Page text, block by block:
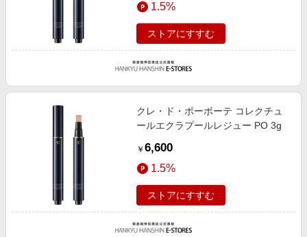
1.5%
ストアにすすむ
クレ・ド・ポーボーテ コレクチュ
ールエクラプールレジュー PO 3g
￥ 6,600
1.5%
ストアにすすむ